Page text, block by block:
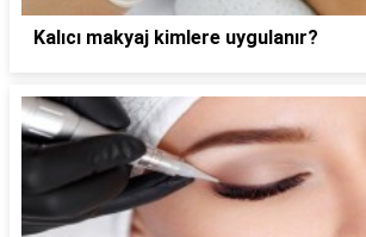
Kalıcı makyaj kimlere uygulanır?